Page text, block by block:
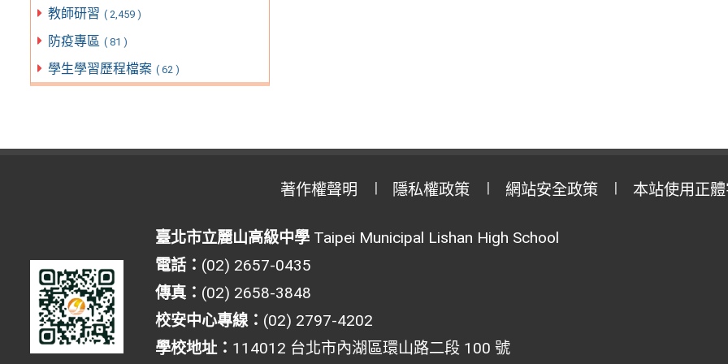
教師研習 ( 2,459 )
防疫專區 ( 81 )
學生學習歷程檔案 ( 62 )
著作權聲明 隱私權政策 網站安全政策 本站使用正
臺北市立麗山高級中學Taipei Municipal Lishan High School
電話： (02) 2657-0435
傳真： (02) 2658-3848
校安中心專線： (02) 2797-4202
學校地址： 114012 台北市內湖區環山路二段 100 號